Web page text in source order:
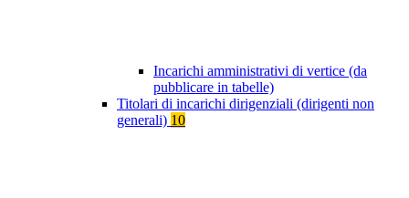
Incarichi amministrativi di vertice (da
pubblicare in tabelle)
Titolari di incarichi dirigenziali (dirigenti non
generali) 10